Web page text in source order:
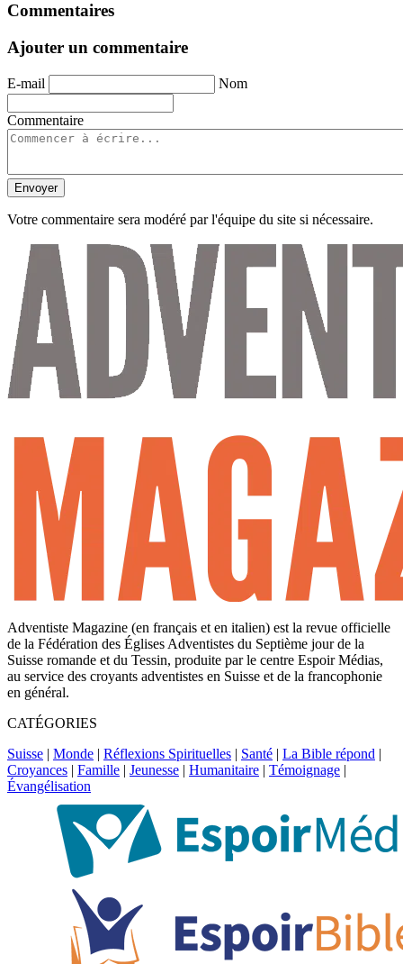
Commentaires
Ajouter un commentaire
E-mail Nom
Commentaire
Envoyer
Votre commentaire sera modéré par l'équipe du site si nécessaire.
Adventiste Magazine (en français et en italien) est la revue officielle
de la Fédération des Églises Adventistes du Septième jour de la
Suisse romande et du Tessin, produite par le centre Espoir Médias,
au service des croyants adventistes en Suisse et de la francophonie
en général.
CATÉGORIES
Suisse | Monde | Réflexions Spirituelles | Santé | La Bible répond |
Croyances | Famille | Jeunesse | Humanitaire | Témoignage |
Évangélisation